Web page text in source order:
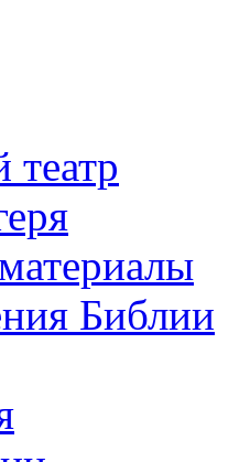
театр
Библии